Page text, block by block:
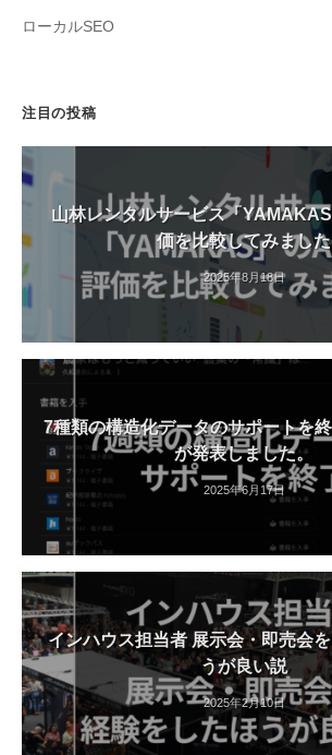
ローカルSEO
注目の投稿
山林レンタルサービス「
価を比較してみました
2025年8月18日
7種類の構造化データのサポートを
が発表しました。
2025年6月17日
インハウス担当者 展示会・即売会
うが良い説
2025年2月10日